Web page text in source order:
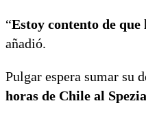
“Estoy contento de
añadió.
Pulgar espera sumar su
horas de Chile al